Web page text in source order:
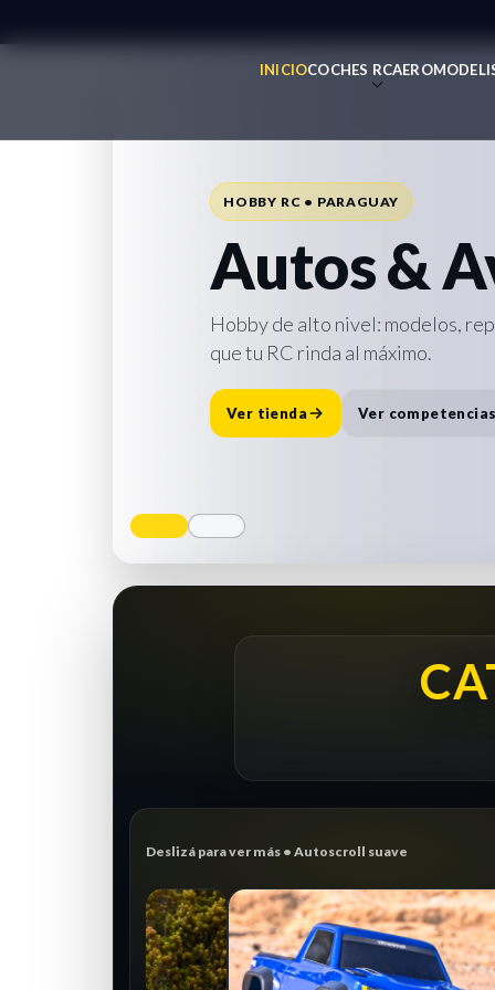
INICIOCOCHES RC
HOBBY RC • PARAGUAY
Autos &
Hobby de alto nivel: modelos,
que tu RC rinda al máximo.
Ver tienda Ver competencias
REPUESTOS • ACCESORIOS •
Todo para
Destacado:Cargador Traxxas
rápida y lista para la pista.
Deslizá para ver más • Autoscroll suave
CRAWLER